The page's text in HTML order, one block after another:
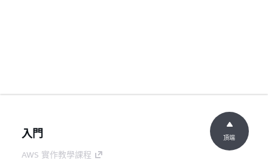
入門
AWS 實作教學課程
頂端